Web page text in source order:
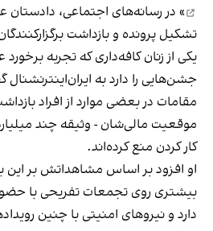
» در رسانه‌های اجتماعی، دادستان
تشکیل پرونده و بازداشت
یکی از زنان کافه‌داری که تجربه
جشن‌هایی را دارد به
مقامات در بعضی موارد از افراد
موقعیت مالی‌شان - وثیقه چند
کار کردن منع کرده‌اند.
او افزود بر اساس مشاهداتش بر
بیشتری روی تجمعات تفریحی با
دارد و نیروهای امنیتی با چنین